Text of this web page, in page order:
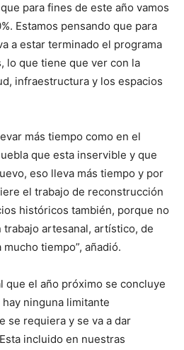
para fines de este año vamos
Estamos pensando que para
a estar terminado el programa
lo que tiene que ver con la
infraestructura y los espacios
más tiempo como en el
que esta inservible y que
eso lleva más tiempo y por
el trabajo de reconstrucción
históricos también, porque no
artesanal, artístico, de
tiempo”, añadió.
que el año próximo se concluye
ninguna limitante
se requiera y se va a dar
incluido en nuestras